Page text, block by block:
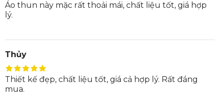
Áo thun này mặc rất thoải mái, chất liệu tốt, giá hợp
lý.
Thủy
Thiết kế đẹp, chất liệu tốt, giá cả hợp lý. Rất đáng
mua.